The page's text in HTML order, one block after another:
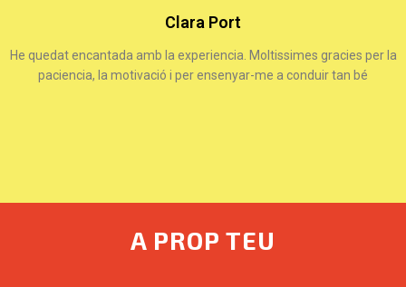
Clara Port
He quedat encantada amb la experiencia. Moltissimes gracies per la
paciencia, la motivació i per ensenyar-me a conduir tan bé
A PROP TEU